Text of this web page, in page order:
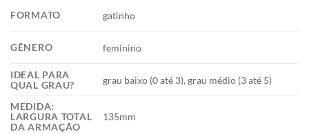
FORMATO gatinho
GÊNERO feminino
IDEAL PARA
QUAL GRAU?
grau baixo (0 até 3), grau médio (3 até 5)
MEDIDA:
LARGURA TOTAL
DA ARMAÇÃO
135mm